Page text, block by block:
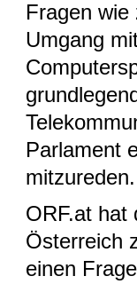
Fragen
Umgang
Parlament
mitzureden.
ORF.at hat
Österreich
einen